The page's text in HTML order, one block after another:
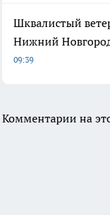
Шквалистый
Нижний
09:39
Комментарии на